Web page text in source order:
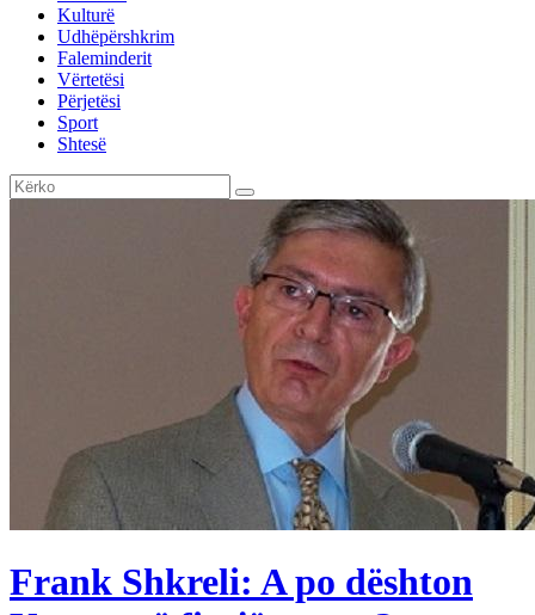
Kulturë
Udhëpërshkrim
Faleminderit
Vërtetësi
Përjetësi
Sport
Shtesë
Frank Shkreli: A po dështon